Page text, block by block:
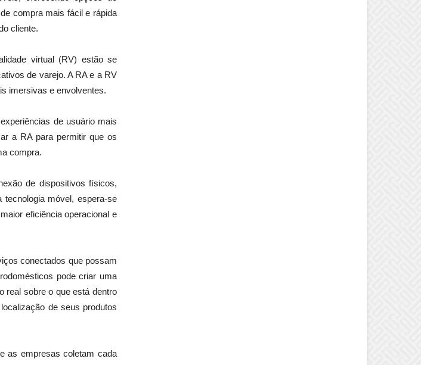
compra mais fácil e rápida
cliente.
virtual (RV) estão se
de varejo. A RA e a RV
imersivas e envolventes.
de usuário mais
a RA para permitir que os
compra.
de dispositivos físicos,
móvel, espera-se
eficiência operacional e
conectados que possam
pode criar uma
real sobre o que está dentro
de seus produtos
as empresas coletam cada